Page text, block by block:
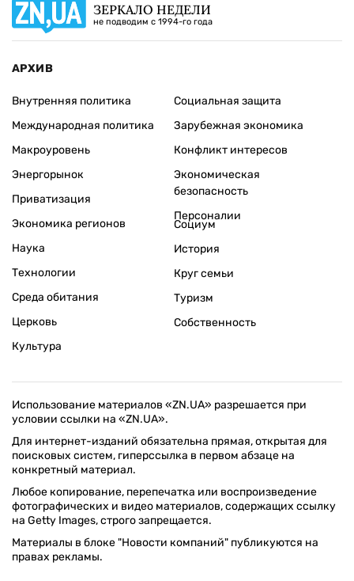
ЗЕРКАЛО НЕДЕЛИ
не подводим с 1994-го года
АРХИВ
Внутренняя политика
Международная политика
Макроуровень
Энергорынок
Приватизация
Экономика регионов
Социальная защита
Зарубежная экономика
Конфликт интересов
Экономическая
безопасность
Персоналии
Наука
Технологии
Среда обитания
Церковь
Культура
Социум
История
Круг семьи
Туризм
Собственность
Использование материалов «ZN.UA» разрешается при
условии ссылки на «ZN.UA».
Для интернет-изданий обязательна прямая, открытая для
поисковых систем, гиперссылка в первом абзаце на
конкретный материал.
Любое копирование, перепечатка или воспроизведение
фотографических и видео материалов, содержащих ссылку
на Getty Images, строго запрещается.
Материалы в блоке "Новости компаний" публикуются на
правах рекламы.